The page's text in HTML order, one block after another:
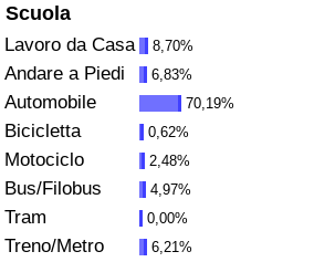
Scuola
Lavoro da Casa 8,70%
Andare a Piedi 6,83%
Automobile 70,19%
Bicicletta 0,62%
Motociclo 2,48%
Bus/Filobus 4,97%
Tram 0,00%
Treno/Metro 6,21%
Indice dell’Inquinamento (Corrente)
Indice di inquinamento
Indice dell’Inquinamento per Nazione
Traffico
Indice del Traffico